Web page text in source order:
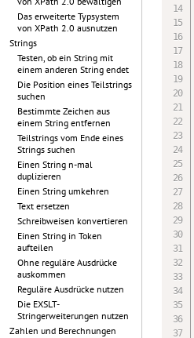
Das erweiterte Typsystem
von XPath 2.0 ausnutzen
Strings
Testen, ob ein String mit
einem anderen String endet
Die Position eines Teilstrings
suchen
Bestimmte Zeichen aus
einem String entfernen
Teilstrings vom Ende eines
Strings suchen
Einen String n-mal
duplizieren
Einen String umkehren
Text ersetzen
Schreibweisen konvertieren
Einen String in Token
aufteilen
Ohne reguläre Ausdrücke
auskommen
Reguläre Ausdrücke nutzen
Die EXSLT-
Stringerweiterungen nutzen
Zahlen und Berechnungen